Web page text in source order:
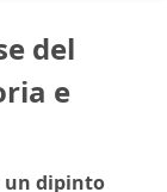
del
e
un dipinto